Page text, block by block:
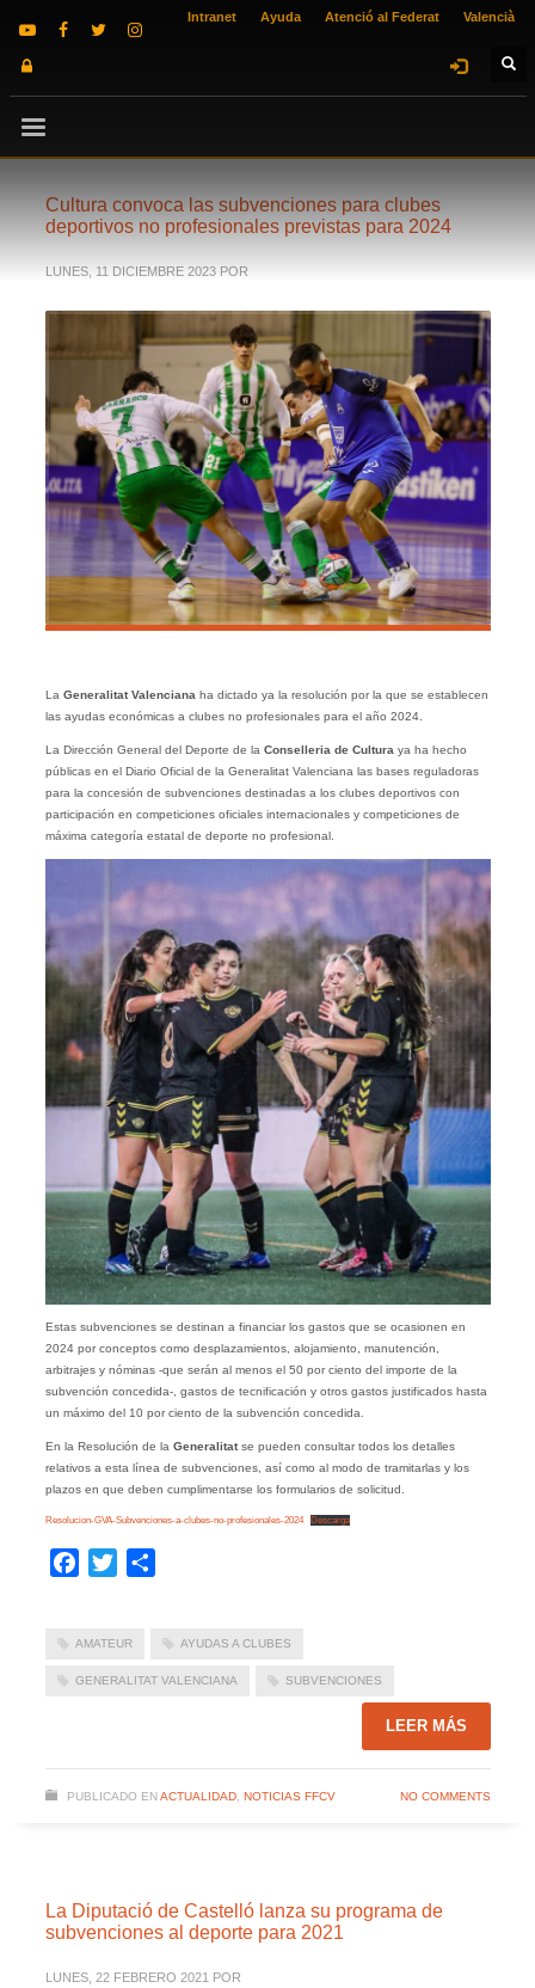
Intranet Ayuda Atenció al Federat Valencià
Cultura convoca las subvenciones para clubes
deportivos no profesionales previstas para 2024
LUNES, 11 DICIEMBRE 2023 POR
La Generalitat Valenciana ha dictado ya la resolución por la que se establecen
las ayudas económicas a clubes no profesionales para el año 2024.
La Dirección General del Deporte de la Conselleria de Cultura ya ha hecho
públicas en el Diario Oficial de la Generalitat Valenciana las bases reguladoras
para la concesión de subvenciones destinadas a los clubes deportivos con
participación en competiciones oficiales internacionales y competiciones de
máxima categoría estatal de deporte no profesional.
Estas subvenciones se destinan a financiar los gastos que se ocasionen en
2024 por conceptos como desplazamientos, alojamiento, manutención,
arbitrajes y nóminas -que serán al menos el 50 por ciento del importe de la
subvención concedida-, gastos de tecnificación y otros gastos justificados hasta
un máximo del 10 por ciento de la subvención concedida.
En la Resolución de la Generalitatse pueden consultar todos los detalles
relativos a esta línea de subvenciones, así como al modo de tramitarlas y los
plazos en que deben cumplimentarse los formularios de solicitud.
Resolucion-GVA-Subvenciones-a-clubes-no-profesionales-2024 Descarga
Facebook
Twitter
AMATEUR AYUDAS A CLUBES
GENERALITAT VALENCIANA SUBVENCIONES
LEER MÁS
PUBLICADO EN ACTUALIDAD, NOTICIAS FFCV NO COMMENTS
La Diputació de Castelló lanza su programa de
subvenciones al deporte para 2021
LUNES, 22 FEBRERO 2021 POR